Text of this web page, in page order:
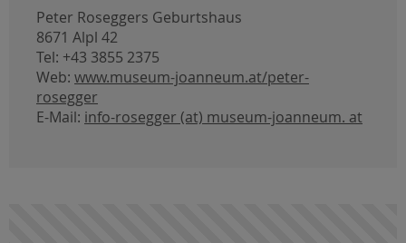
Peter Roseggers Geburtshaus
8671 Alpl 42
Tel: +43 3855 2375
Web: www.museum-joanneum.at/peter-
rosegger
E-Mail: info-rosegger (at) museum-joanneum. at